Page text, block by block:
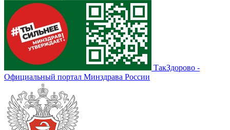
ТакЗдорово -
Официальный портал Минздрава России